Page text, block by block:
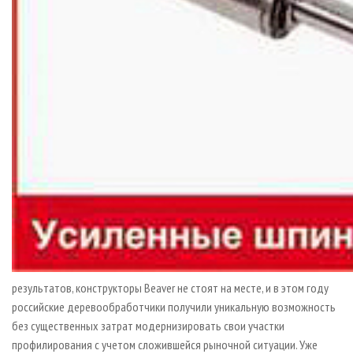
результатов, конструкторы Beaver не стоят на месте, и в этом году
российские деревообработчики получили уникальную возможность
без существенных затрат модернизировать свои участки
профилирования с учетом сложившейся рыночной ситуации. Уже